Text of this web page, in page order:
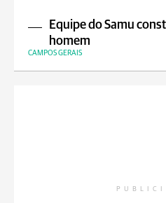
Equipe do Samu
homem
CAMPOS GERAIS